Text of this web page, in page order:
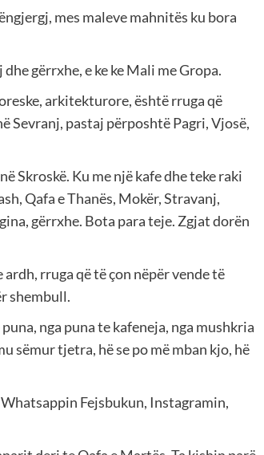
mes maleve mahnitës ku bora
gërrxhe, e ke ke Mali me Gropa.
arkitekturore, është rruga që
pastaj përposhtë Pagri, Vjosë,
Skroskë. Ku me një kafe dhe teke raki
Qafa e Thanës, Mokër, Stravanj,
gërrxhe. Bota para teje. Zgjat dorën
rruga që të çon nëpër vende të
shembull.
nga puna te kafeneja, nga mushkria
sëmur tjetra, hë se po më mban kjo, hë
Fejsbukun, Instagramin,